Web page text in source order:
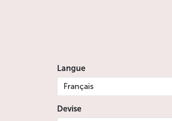
Langue
Français
Devise